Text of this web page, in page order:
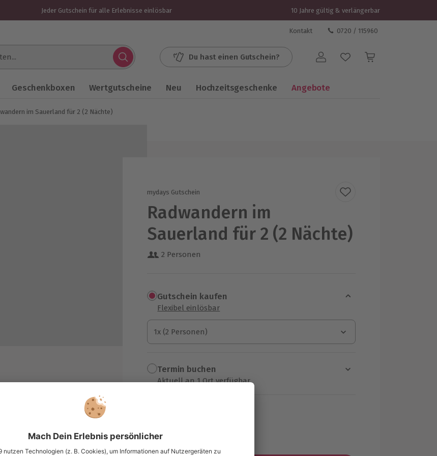
Jeder Gutschein für alle Erlebnisse einlösbar 10 Jahre gültig & verlängerbar
Kontakt 0720 / 115960
Du hast einen Gutschein? Benutzerkonto
Geschenkboxen Wertgutscheine Neu Hochzeitsgeschenke Angebote
im Sauerland für 2 (2 Nächte)
mydays Gutschein
Radwandern im
Sauerland für 2 (2 Nächte)
2 Personen
Gutschein kaufen
Flexibel einlösbar
1x (2 Personen)
1x (2 Personen)
1x (2 Personen)
Termin buchen
Aktuell an 1 Ort verfügbar
zzgl. Versand
eines E-Bikes pro Person mit